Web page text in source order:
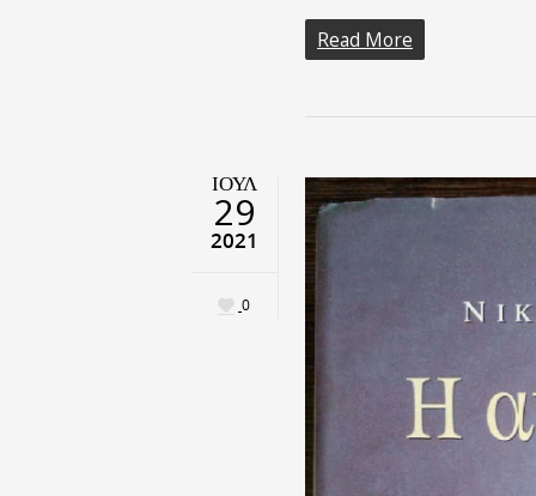
Read More
ΙΟΎΛ
29
2021
0